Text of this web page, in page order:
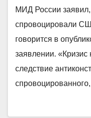
МИД России заявил,
спровоцировали
говорится в
заявлении.
следствие